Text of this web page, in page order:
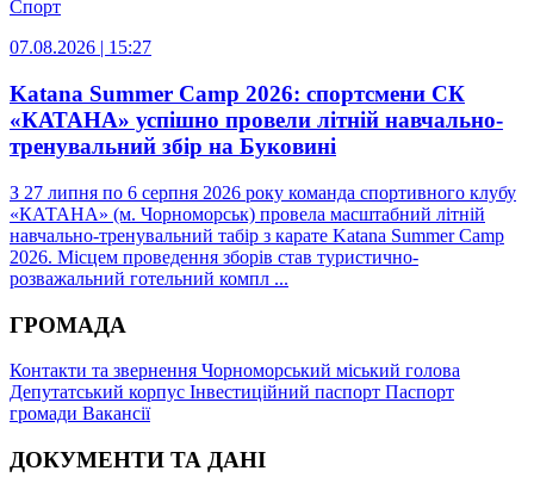
Спорт
07.08.2026 | 15:27
Katana Summer Camp 2026: спортсмени СК
«КАТАНА» успішно провели літній навчально-
тренувальний збір на Буковині
З 27 липня по 6 серпня 2026 року команда спортивного клубу
«КАТАНА» (м. Чорноморськ) провела масштабний літній
навчально-тренувальний табір з карате Katana Summer Camp
2026. Місцем проведення зборів став туристично-
розважальний готельний компл ...
ГРОМАДА
Контакти та звернення Чорноморський міський голова
Депутатський корпус Інвестиційний паспорт Паспорт
громади Вакансії
ДОКУМЕНТИ ТА ДАНІ